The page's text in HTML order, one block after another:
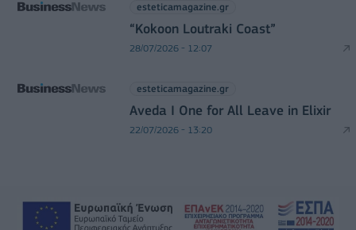
esteticamagazine.gr
“Kokoon Loutraki Coast”
28/07/2026 - 12:07
esteticamagazine.gr
Aveda I One for All Leave in Elixir
22/07/2026 - 13:20